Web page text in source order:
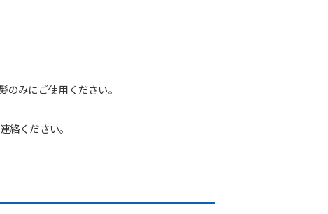
みにご使用ください。
絡ください。